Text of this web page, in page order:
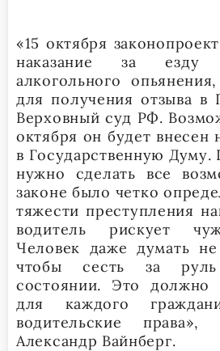
«15 октября
наказание за езду
алкогольного
для получения отзыва в
Верховный суд РФ.
октября он будет внесен
в Государственную Думу.
нужно сделать все
законе было четко
тяжести преступления
водитель рискует
Человек даже думать
чтобы сесть за
состоянии. Это должно
для каждого
водительские
Александр Вайнберг.